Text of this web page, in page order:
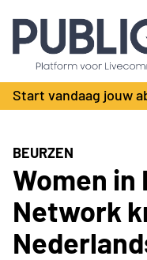
Industry
Vacatures
Kalender
Producten
Bedrijvengids
Locatie Finder
Contact
Adverteren
Abonnementen
Start vandaag jouw
BEURZEN
Women
Network